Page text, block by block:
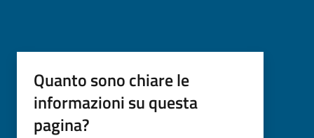
Quanto sono chiare le
informazioni su questa
pagina?